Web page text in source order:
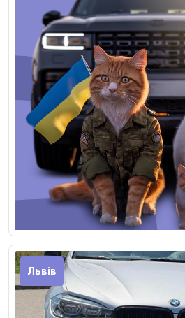
Львів